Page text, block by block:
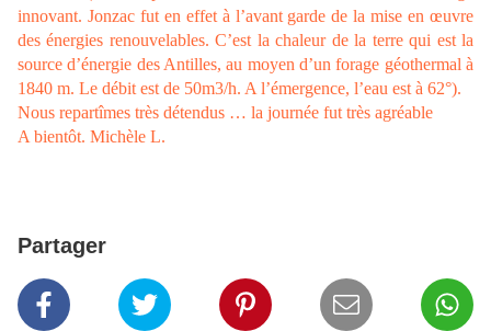
innovant. Jonzac fut en effet à l’avant garde de la mise en œuvre
des énergies renouvelables. C’est la chaleur de la terre qui est la
source d’énergie des Antilles, au moyen d’un forage géothermal à
1840 m. Le débit est de 50m3/h. A l’émergence, l’eau est à 62°).
Nous repartîmes très détendus … la journée fut très agréable
A bientôt. Michèle L.
Partager